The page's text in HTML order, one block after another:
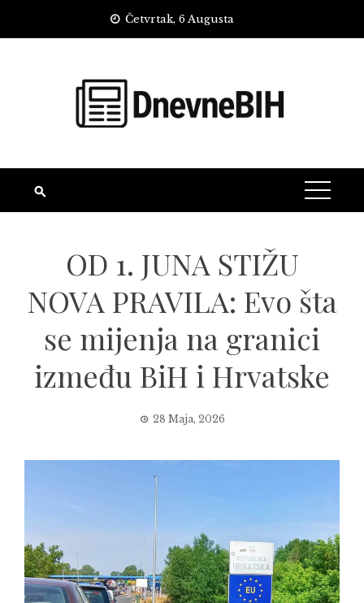
Četvrtak, 6 Augusta
OD 1. JUNA STIŽU
NOVA PRAVILA: Evo šta
se mijenja na granici
između BiH i Hrvatske
28 Maja, 2026